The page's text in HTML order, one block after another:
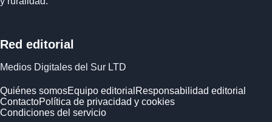
Red editorial
Medios Digitales del Sur LTD
Quiénes somosEquipo editorial Responsabilidad editorial
ContactoPolítica de privacidad y cookies
Condiciones del servicio